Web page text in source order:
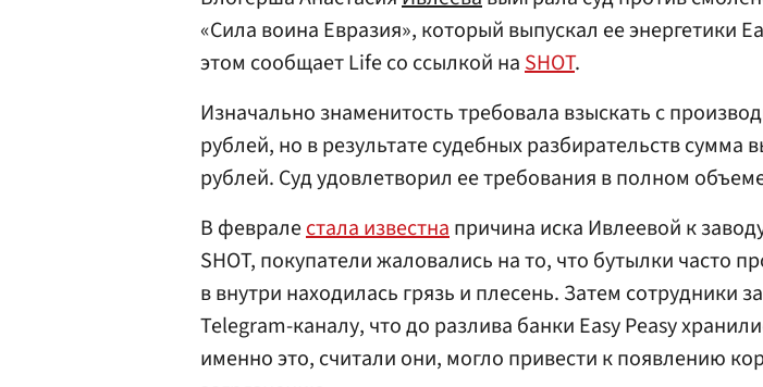
«Сила воина Евразия», который выпускал ее энергетики
этом сообщает Life со ссылкой наSHOT.
Изначально знаменитость требовала взыскать с
рублей, но в результате судебных разбирательств сумма
рублей. Суд удовлетворил ее требования в полном
В февралестала известнапричина иска Ивлеевой к
SHOT, покупатели жаловались на то, что бутылки часто
в внутри находилась грязь и плесень. Затем сотрудники
Telegram-каналу, что до разлива банки Easy Peasy
именно это, считали они, могло привести к появлению